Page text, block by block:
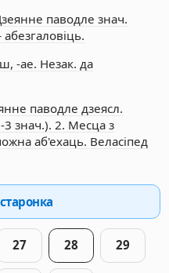
паводле знач.
-ае. Незак. да
паводле дзеясл.
знач.). 2. Месца з
аб'ехаць. Веласіпед
27 28 29